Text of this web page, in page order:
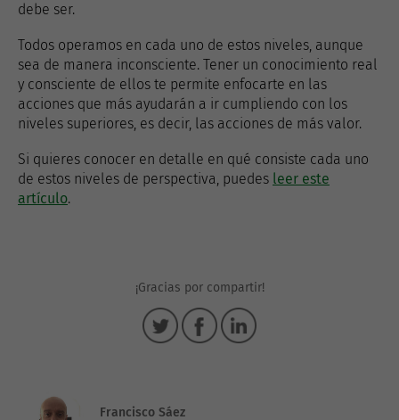
debe ser.
Todos operamos en cada uno de estos niveles, aunque
sea de manera inconsciente. Tener un conocimiento real
y consciente de ellos te permite enfocarte en las
acciones que más ayudarán a ir cumpliendo con los
niveles superiores, es decir, las acciones de más valor.
Si quieres conocer en detalle en qué consiste cada uno
de estos niveles de perspectiva, puedes leer este
artículo.
¡Gracias por compartir!
Francisco Sáez